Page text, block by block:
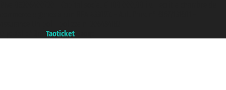
Taoticket